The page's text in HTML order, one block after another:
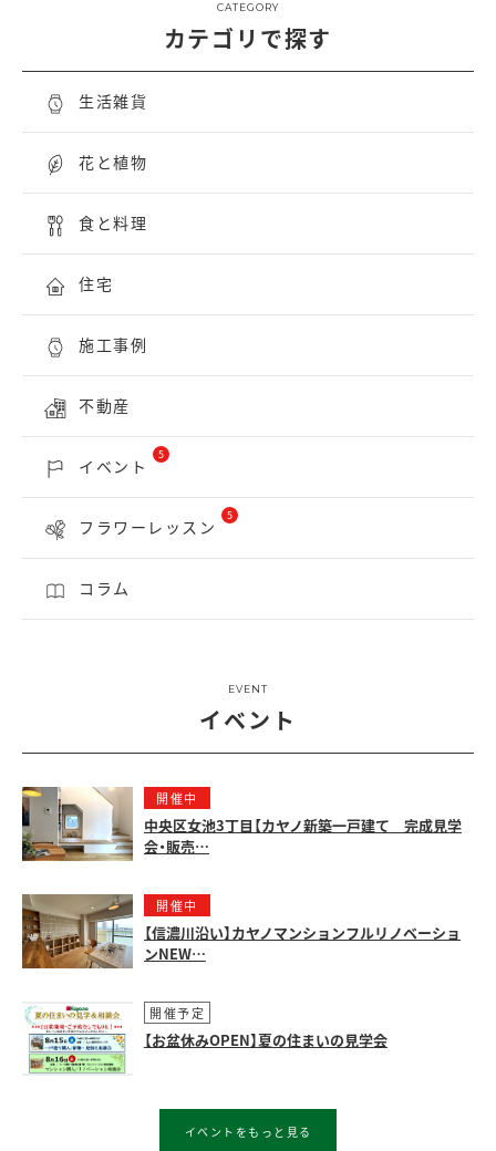
CATEGORY
カテゴリで探す
生活雑貨
花と植物
食と料理
住宅
施工事例
不動産
イベント
5
フラワーレッスン
5
コラム
EVENT
イベント
開催中
中央区女池3丁目【カヤノ新築一戸建て 完成見学
会・販売…
開催中
【信濃川沿い】カヤノマンションフルリノベーショ
ンNEW…
開催予定
【お盆休みOPEN】夏の住まいの見学会
イベントをもっと見る